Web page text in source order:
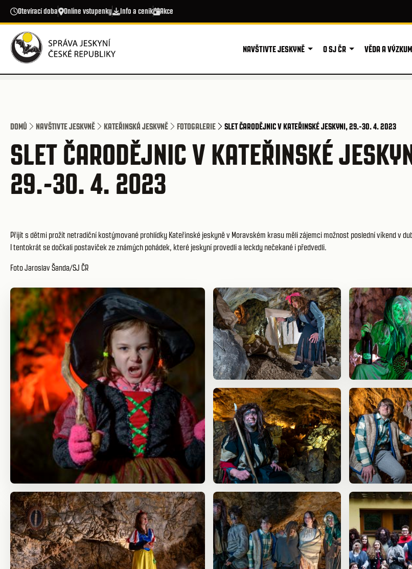
Přejít k hlavnímu obsahu
Otevírací doba Online vstupenky Info a ceník Akce
NAVŠTIVTE JESKYNĚ O SJ ČR VĚDA A VÝZKUM
DOMŮ NAVŠTIVTE JESKYNĚ KATEŘINSKÁ JESKYNĚ FOTOGALERIE SLET ČARODĚJNIC V KATEŘINSKÉ JESKYNI, 29.-30. 4. 2023
SLET ČARODĚJNIC V KATEŘINSKÉ
29.-30. 4. 2023
Přijít s dětmi prožít netradiční kostýmované prohlídky Kateřinské jeskyně v Moravském krasu měli zájemci možnost poslední víkend v
I tentokrát se dočkali postaviček ze známých pohádek, které jeskyní provedli a leckdy nečekané i předvedli.
Foto Jaroslav Šanda/SJ ČR